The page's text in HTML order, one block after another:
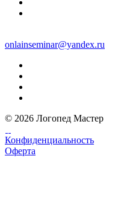
onlainseminar@yandex.ru
© 2026 Логопед Мастер
Конфиденциальность
Оферта